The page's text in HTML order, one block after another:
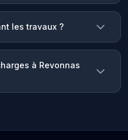
les travaux ?
à Revonnas